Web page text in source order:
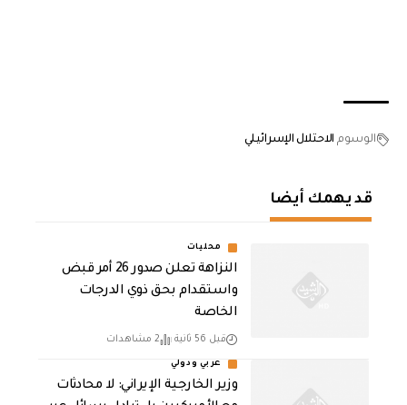
الوسوم الاحتلال الإسرائيلي
قد يهمك أيضا
محليات
النزاهة تعلن صدور 26 أمر قبض
واستقدام بحق ذوي الدرجات
الخاصة
قبل 56 ثانية 2 مشاهدات
عربي ودولي
‏وزير الخارجية الإيراني: لا محادثات